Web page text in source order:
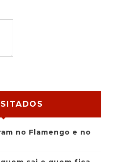
no Flamengo e no